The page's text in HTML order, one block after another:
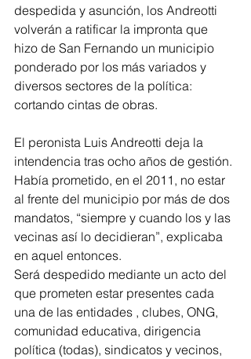
despedida y asunción, los Andreotti
volverán a ratificar la impronta que
hizo de San Fernando un municipio
ponderado por los más variados y
diversos sectores de la política:
cortando cintas de obras.
El peronista Luis Andreotti deja la
intendencia tras ocho años de gestión.
Había prometido, en el 2011, no estar
al frente del municipio por más de dos
mandatos, “siempre y cuando los y las
vecinas así lo decidieran”, explicaba
en aquel entonces.
Será despedido mediante un acto del
que prometen estar presentes cada
una de las entidades , clubes, ONG,
comunidad educativa, dirigencia
política (todas), sindicatos y vecinos,